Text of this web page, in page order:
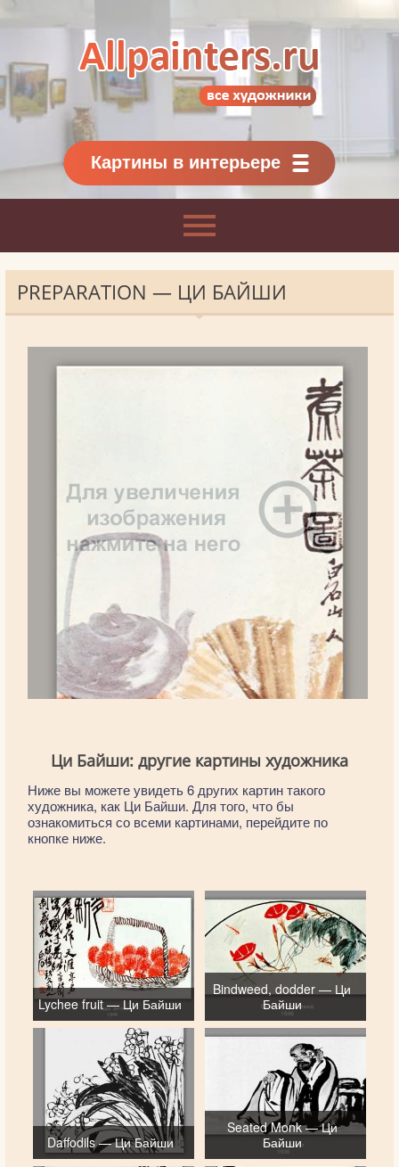
Картины классиков
и современников
Картины в интерьере
PREPARATION — ЦИ БАЙШИ
Ци Байши: другие картины художника
Ниже вы можете увидеть 6 других картин такого
художника, как Ци Байши. Для того, что бы
ознакомиться со всеми картинами, перейдите по
кнопке ниже.
Lychee fruit — Ци Байши
Bindweed, dodder — Ци
Байши
Daffodils — Ци Байши
Seated Monk — Ци
Байши